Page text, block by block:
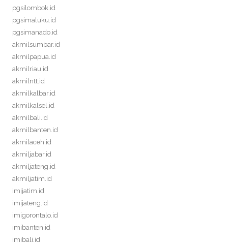
pgsilombok.id
pgsimaluku.id
pgsimanado.id
akmilsumbar.id
akmilpapua.id
akmilriau.id
akmilntt.id
akmilkalbar.id
akmilkalsel.id
akmilbali.id
akmilbanten.id
akmilaceh.id
akmiljabar.id
akmiljateng.id
akmiljatim.id
imijatim.id
imijateng.id
imigorontalo.id
imibanten.id
imibali.id